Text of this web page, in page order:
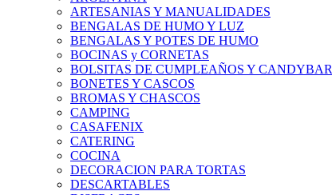
ARTESANIAS Y MANUALIDADES
BENGALAS DE HUMO Y LUZ
BENGALAS Y POTES DE HUMO
BOCINAS y CORNETAS
BOLSITAS DE CUMPLEAÑOS Y CANDYBAR
BONETES Y CASCOS
BROMAS Y CHASCOS
CAMPING
CASAFENIX
CATERING
COCINA
DECORACION PARA TORTAS
DESCARTABLES